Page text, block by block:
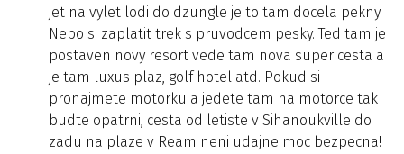
jet na vylet lodi do dzungle je to tam docela pekny.
Nebo si zaplatit trek s pruvodcem pesky. Ted tam je
postaven novy resort vede tam nova super cesta a
je tam luxus plaz, golf hotel atd. Pokud si
pronajmete motorku a jedete tam na motorce tak
budte opatrni, cesta od letiste v Sihanoukville do
zadu na plaze v Ream neni udajne moc bezpecna!